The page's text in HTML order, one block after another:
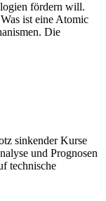
fördern will.
ist eine Atomic
Die
sinkender Kurse
und Prognosen
technische